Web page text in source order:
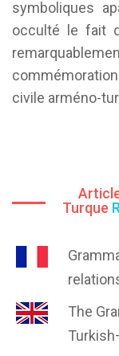
symboliques
occulté le fait
civile arméno-
Turque
The